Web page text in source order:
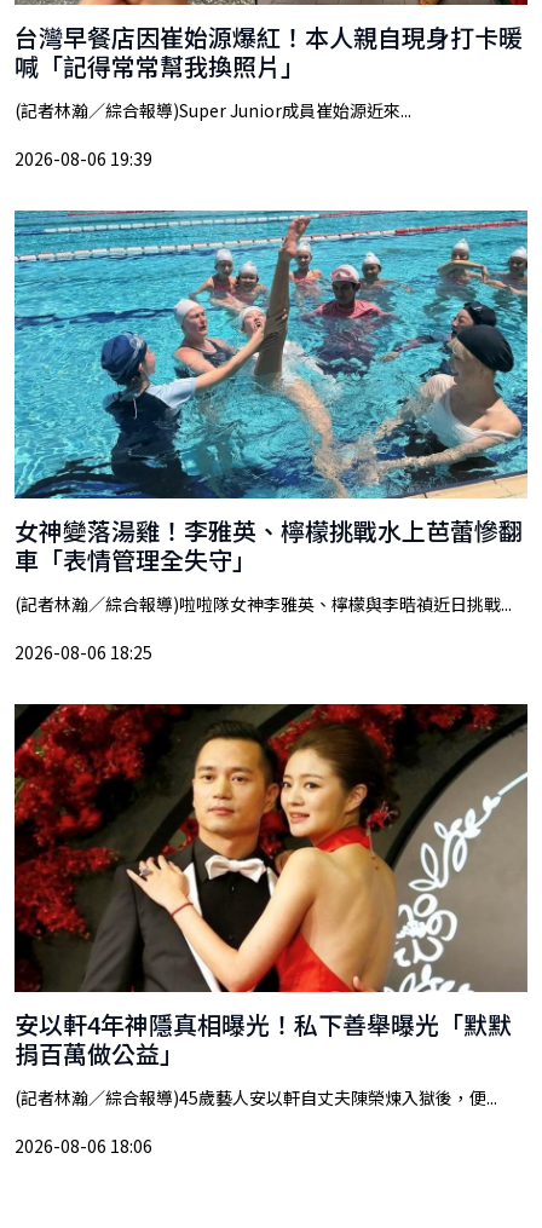
台灣早餐店因崔始源爆紅！本人親自現身打卡暖
喊「記得常常幫我換照片」
(記者林瀚／綜合報導)Super Junior成員崔始源近來...
2026-08-06 19:39
女神變落湯雞！李雅英、檸檬挑戰水上芭蕾慘翻
車「表情管理全失守」
(記者林瀚／綜合報導)啦啦隊女神李雅英、檸檬與李晧禎近日挑戰...
2026-08-06 18:25
安以軒4年神隱真相曝光！私下善舉曝光「默默
捐百萬做公益」
(記者林瀚／綜合報導)45歲藝人安以軒自丈夫陳榮煉入獄後，便...
2026-08-06 18:06